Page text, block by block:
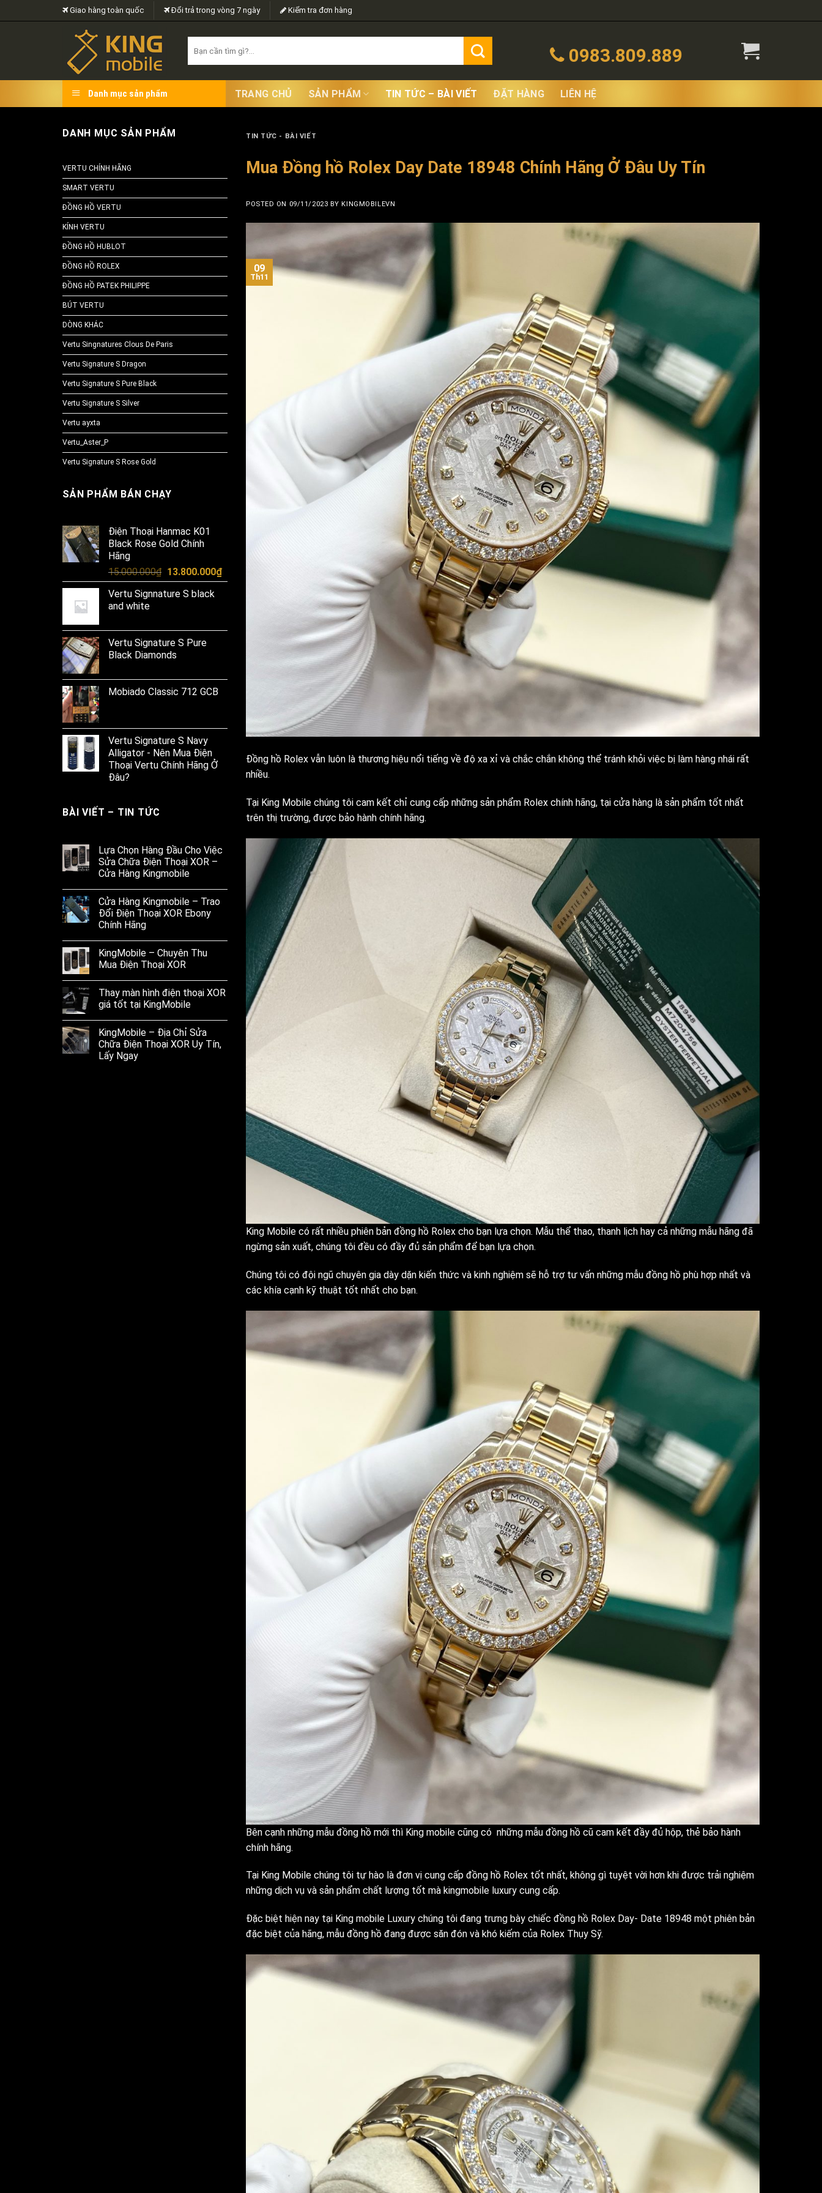
to
Giao hàng toàn quốc Đổi trả trong vòng 7 ngày Kiểm tra đơn hàng
for:
0983.809.889
Danh mục sản phẩm TRANG CHỦ SẢN PHẨM TIN TỨC – BÀI VIẾT ĐẶT HÀNG LIÊN HỆ
DANH MỤC SẢN PHẨM
VERTU CHÍNH HÃNG
SMART VERTU
ĐỒNG HỒ VERTU
KÍNH VERTU
ĐỒNG HỒ HUBLOT
ĐỒNG HỒ ROLEX
ĐỒNG HỒ PATEK PHILIPPE
BÚT VERTU
DÒNG KHÁC
Vertu Singnatures Clous De Paris
Vertu Signature S Dragon
Vertu Signature S Pure Black
Vertu Signature S Silver
Vertu ayxta
Vertu_Aster_P
Vertu Signature S Rose Gold
SẢN PHẨM BÁN CHẠY
Điện Thoại Hanmac K01
Black Rose Gold Chính
Hãng
15.000.000₫ Original
price
was:
13.800.000₫Current
price
Vertu Signnature S black
and white
Vertu Signature S Pure
Black Diamonds
Mobiado Classic 712 GCB
Vertu Signature S Navy
Alligator - Nên Mua Điện
Thoại Vertu Chính Hãng Ở
Đâu?
BÀI VIẾT – TIN TỨC
Lựa Chọn Hàng Đầu Cho Việc
Sửa Chữa Điện Thoại XOR –
Cửa Hàng Kingmobile
Cửa Hàng Kingmobile – Trao
Đổi Điện Thoại XOR Ebony
Chính Hãng
KingMobile – Chuyên Thu
Mua Điện Thoại XOR
Thay màn hình điện thoại XOR
giá tốt tại KingMobile
KingMobile – Địa Chỉ Sửa
Chữa Điện Thoại XOR Uy Tín,
Lấy Ngay
TIN TỨC - BÀI VIẾT
Mua Đồng hồ Rolex Day Date 18948 Chính Hãng Ở Đâu Uy Tín
POSTED ON 09/11/2023 BY KINGMOBILEVN
09
Th11
Đồng hồ Rolex vẫn luôn là thương hiệu nổi tiếng về độ xa xỉ và chắc chắn không thể tránh khỏi việc bị làm hàng nhái rất
nhiều.
Tại King Mobile chúng tôi cam kết chỉ cung cấp những sản phẩm Rolex chính hãng, tại cửa hàng là sản phẩm tốt nhất
trên thị trường, được bảo hành chính hãng.
King Mobile có rất nhiều phiên bản đồng hồ Rolex cho bạn lựa chọn. Mẫu thể thao, thanh lịch hay cả những mẫu hãng đã
ngừng sản xuất, chúng tôi đều có đầy đủ sản phẩm để bạn lựa chọn.
Chúng tôi có đội ngũ chuyên gia dày dặn kiến thức và kinh nghiệm sẽ hỗ trợ tư vấn những mẫu đồng hồ phù hợp nhất và
các khía cạnh kỹ thuật tốt nhất cho bạn.
Bên cạnh những mẫu đồng hồ mới thì King mobile cũng có những mẫu đồng hồ cũ cam kết đầy đủ hộp, thẻ bảo hành
chính hãng.
Tại King Mobile chúng tôi tự hào là đơn vị cung cấp đồng hồ Rolex tốt nhất, không gì tuyệt vời hơn khi được trải nghiệm
những dịch vụ và sản phẩm chất lượng tốt mà kingmobile luxury cung cấp.
Đặc biệt hiện nay tại King mobile Luxury chúng tôi đang trưng bày chiếc đồng hồ Rolex Day- Date 18948 một phiên bản
đặc biệt của hãng, mẫu đồng hồ đang được săn đón và khó kiếm của Rolex Thụy Sỹ.